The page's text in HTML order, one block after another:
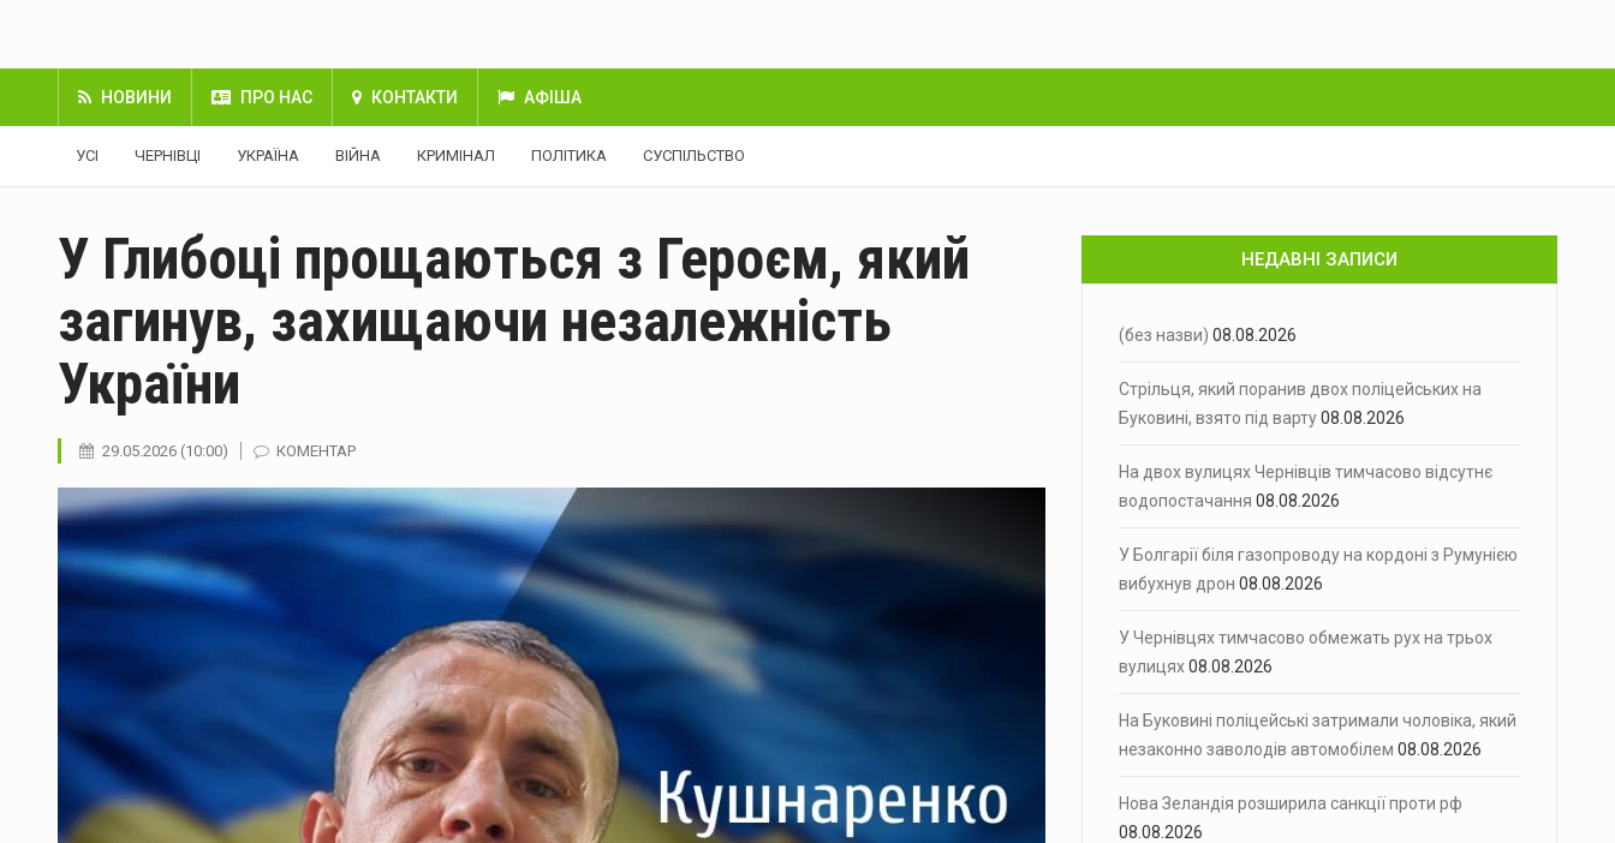
НОВИНИ ПРО НАС КОНТАКТИ АФІША
УСІ ЧЕРНІВЦІ УКРАЇНА ВІЙНА КРИМІНАЛ ПОЛІТИКА СУСПІЛЬСТВО
У Глибоці прощаються з Героєм, який
загинув, захищаючи незалежність
України
29.05.2026 (10:00) КОМЕНТАР
НЕДАВНІ ЗАПИСИ
(без назви) 08.08.2026
Стрільця, який поранив двох поліцейських на
Буковині, взято під варту08.08.2026
На двох вулицях Чернівців тимчасово відсутнє
водопостачання 08.08.2026
У Болгарії біля газопроводу на кордоні з Румунією
вибухнув дрон 08.08.2026
У Чернівцях тимчасово обмежать рух на трьох
вулицях08.08.2026
На Буковині поліцейські затримали чоловіка, який
незаконно заволодів автомобілем 08.08.2026
Нова Зеландія розширила санкції проти рф
08.08.2026